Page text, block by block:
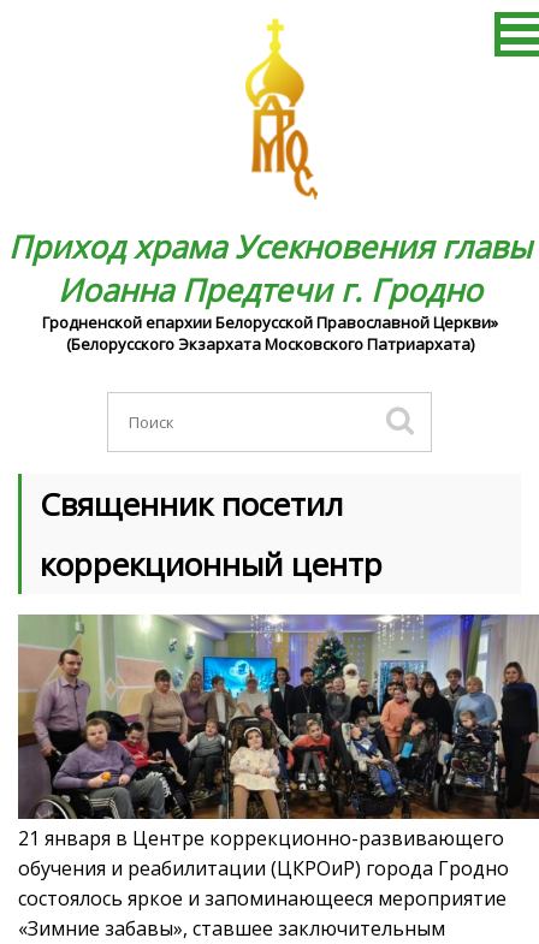
Приход храма Усекновения главы
Иоанна Предтечи г. Гродно
Гродненской епархии Белорусской Православной Церкви»
(Белорусского Экзархата Московского Патриархата)
Священник посетил
коррекционный центр
21 января в Центре коррекционно-развивающего
обучения и реабилитации (ЦКРОиР) города Гродно
состоялось яркое и запоминающееся мероприятие
«Зимние забавы», ставшее заключительным